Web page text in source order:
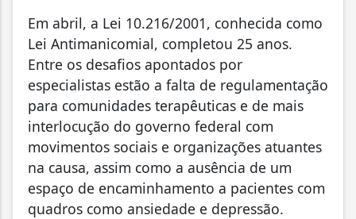
Em abril, a Lei 10.216/2001, conhecida como
Lei Antimanicomial, completou 25 anos.
Entre os desafios apontados por
especialistas estão a falta de regulamentação
para comunidades terapêuticas e de mais
interlocução do governo federal com
movimentos sociais e organizações atuantes
na causa, assim como a ausência de um
espaço de encaminhamento a pacientes com
quadros como ansiedade e depressão.